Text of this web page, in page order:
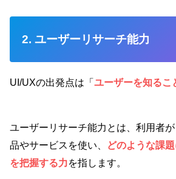
2. ユーザーリサーチ能力
UI/UXの出発点は「 ユーザーを知るこ
ユーザーリサーチ能力とは、利用者
品やサービスを使い、
どのような課
を把握する力を指します。